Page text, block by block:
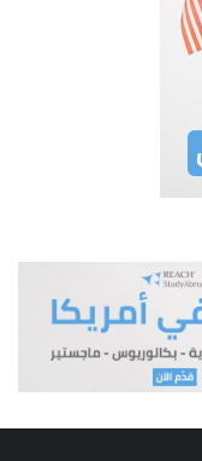
الاستثنائية.
بالمشاريع المشار
سيتم من خلال
والقنصل
عمان ممثلا للجهات
ايجابي
في مستحقات قروض